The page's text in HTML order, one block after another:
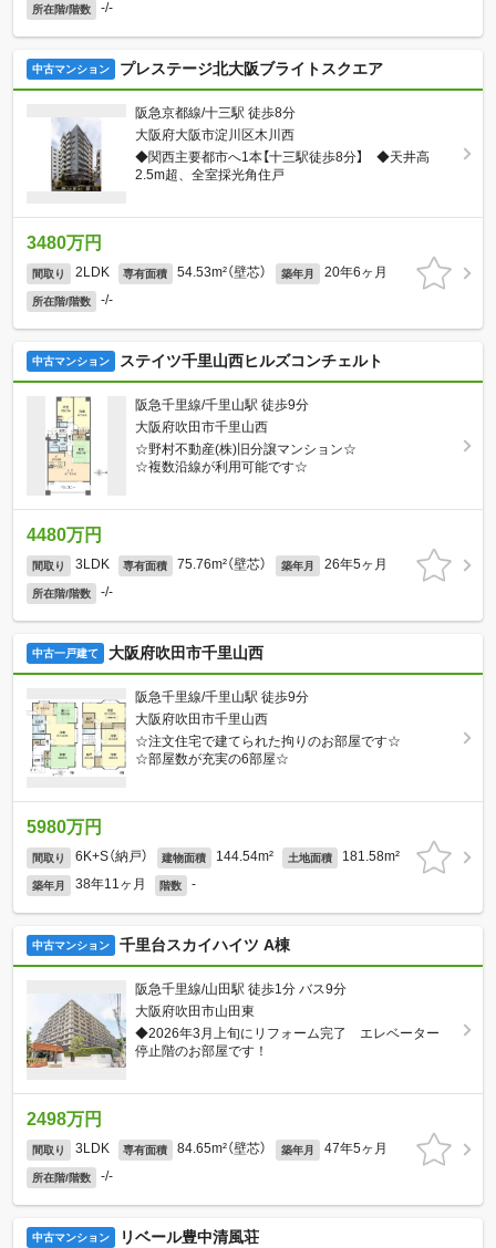
所在階/階数 -/-
中古マンション プレステージ北大阪ブライトスクエア
阪急京都線/十三駅 徒歩8分
大阪府大阪市淀川区木川西
◆関西主要都市へ1本【十三駅徒歩8分】 ◆天井高
2.5m超、全室採光角住戸
3480万円
間取り 2LDK 専有面積 54.53m²（壁芯） 築年月 20年6ヶ月
所在階/階数 -/-
中古マンション ステイツ千里山西ヒルズコンチェルト
阪急千里線/千里山駅 徒歩9分
大阪府吹田市千里山西
☆野村不動産(株)旧分譲マンション☆
☆複数沿線が利用可能です☆
4480万円
間取り 3LDK 専有面積 75.76m²（壁芯） 築年月 26年5ヶ月
所在階/階数 -/-
中古一戸建て 大阪府吹田市千里山西
阪急千里線/千里山駅 徒歩9分
大阪府吹田市千里山西
☆注文住宅で建てられた拘りのお部屋です☆
☆部屋数が充実の6部屋☆
5980万円
間取り 6K+S（納戸） 建物面積 144.54m² 土地面積 181.58m²
築年月 38年11ヶ月 階数 -
中古マンション 千里台スカイハイツ A棟
阪急千里線/山田駅 徒歩1分 バス9分
大阪府吹田市山田東
◆2026年3月上旬にリフォーム完了 エレベーター
停止階のお部屋です！
2498万円
間取り 3LDK 専有面積 84.65m²（壁芯） 築年月 47年5ヶ月
所在階/階数 -/-
中古マンション リベール豊中清風荘